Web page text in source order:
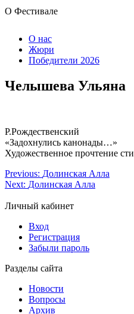
О Фестивале
О нас
Жюри
Победители 2026
Челышева Ульяна
Р.Рождественский
«Задохнулись канонады…»
Художественное прочтение
Previous: Долинская Алла
Next: Долинская Алла
Личный кабинет
Вход
Регистрация
Забыли пароль
Разделы сайта
Новости
Вопросы
Архив